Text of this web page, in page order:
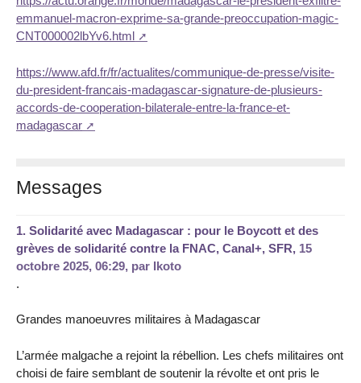
emmanuel-macron-exprime-sa-grande-preoccupation-magic-
CNT000002lbYv6.html
https://www.afd.fr/fr/actualites/communique-de-presse/visite-
du-president-francais-madagascar-signature-de-plusieurs-
accords-de-cooperation-bilaterale-entre-la-france-et-
madagascar
Messages
1. Solidarité avec Madagascar : pour le Boycott et des
grèves de solidarité contre la FNAC, Canal+, SFR, 15
octobre 2025, 06:29, par Ikoto
.
Grandes manoeuvres militaires à Madagascar
L’armée malgache a rejoint la rébellion. Les chefs militaires ont
choisi de faire semblant de soutenir la révolte et ont pris le